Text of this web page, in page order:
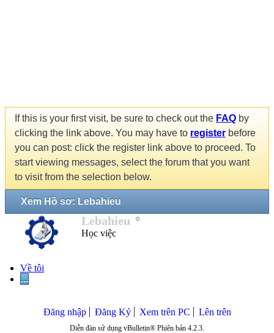
If this is your first visit, be sure to check out the FAQ by
clicking the link above. You may have to register before
you can post: click the register link above to proceed. To
start viewing messages, select the forum that you want
to visit from the selection below.
Xem Hồ sơ: Lebahieu
Lebahieu
Học việc
Về tôi
...
Đăng nhập Đăng Ký Xem trên PC Lên trên
Diễn đàn sử dụng vBulletin® Phiên bản 4.2.3.